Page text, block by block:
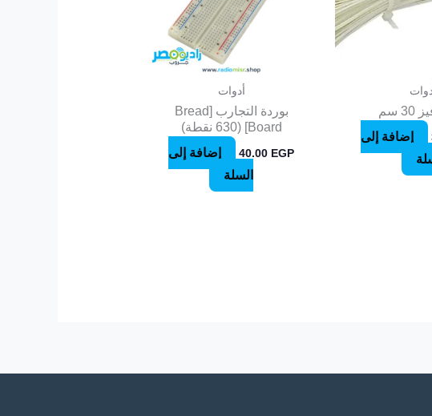
سم
إضافة إلى
أدوات
بوردة التجارب [Bread
Board] (630 نقطة)
40.00 EGP
إضافة إلى
السلة